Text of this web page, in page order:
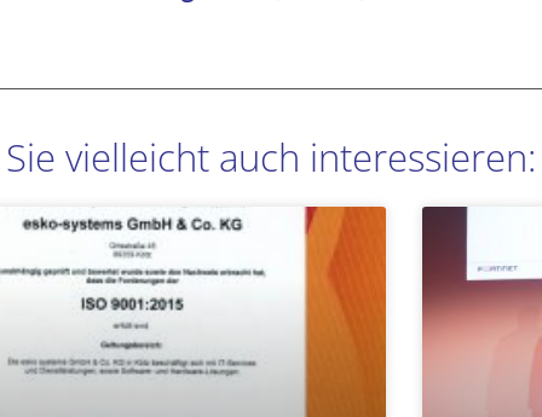
vielleicht auch interessieren:
Seite SeiteSeiteSeite Seite